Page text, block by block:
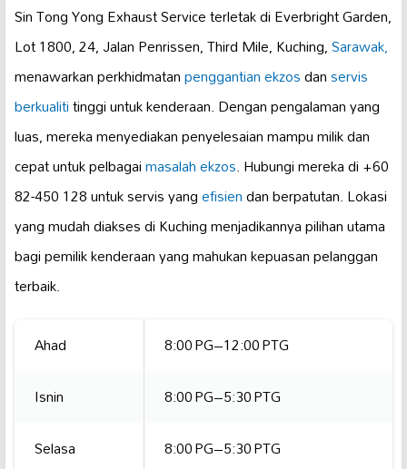
Sin Tong Yong Exhaust Service terletak di Everbright Garden,
Lot 1800, 24, Jalan Penrissen, Third Mile, Kuching,Sarawak,
menawarkan perkhidmatanpenggantian ekzosdanservis
berkualititinggi untuk kenderaan. Dengan pengalaman yang
luas, mereka menyediakan penyelesaian mampu milik dan
cepat untuk pelbagaimasalah ekzos. Hubungi mereka di +60
82-450 128 untuk servis yangefisiendan berpatutan. Lokasi
yang mudah diakses di Kuching menjadikannya pilihan utama
bagi pemilik kenderaan yang mahukan kepuasan pelanggan
terbaik.
Ahad
8:00 PG–12:00 PTG
Isnin
8:00 PG–5:30 PTG
Selasa
8:00 PG–5:30 PTG